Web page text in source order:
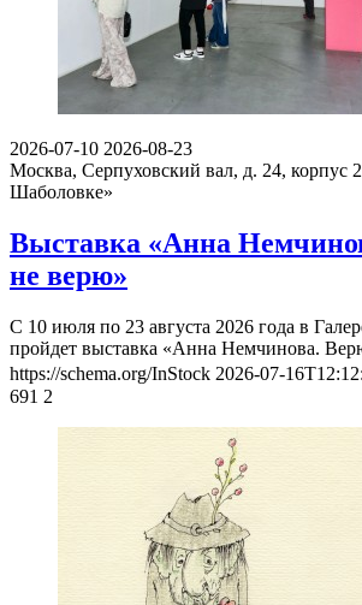
2026-07-10 2026-08-23
Москва, Серпуховский вал, д. 24, корпус 2
Шаболовке»
Выставка «Анна
не верю»
С 10 июля по 23 августа 2026 года в
пройдет выставка «Анна Немчинова.
https://schema.org/InStock 2026-07-
691 2